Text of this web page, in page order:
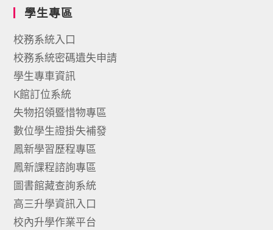
學生專區
校務系統入口
校務系統密碼遺失申請
學生專車資訊
K館訂位系統
失物招領暨惜物專區
數位學生證掛失補發
鳳新學習歷程專區
鳳新課程諮詢專區
圖書館藏查詢系統
高三升學資訊入口
校內升學作業平台